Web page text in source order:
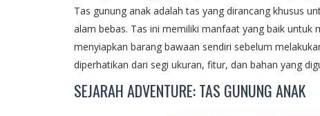
Tas gunung anak adalah tas yang dirancang khusus
alam bebas. Tas ini memiliki manfaat yang baik
menyiapkan barang bawaan sendiri sebelum
diperhatikan dari segi ukuran, fitur, dan bahan yang
SEJARAH ADVENTURE: TAS GUNUNG ANAK